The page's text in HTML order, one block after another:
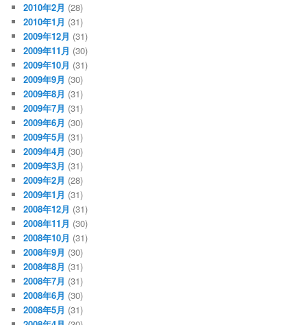
2010年2月 (28)
2010年1月 (31)
2009年12月 (31)
2009年11月 (30)
2009年10月 (31)
2009年9月 (30)
2009年8月 (31)
2009年7月 (31)
2009年6月 (30)
2009年5月 (31)
2009年4月 (30)
2009年3月 (31)
2009年2月 (28)
2009年1月 (31)
2008年12月 (31)
2008年11月 (30)
2008年10月 (31)
2008年9月 (30)
2008年8月 (31)
2008年7月 (31)
2008年6月 (30)
2008年5月 (31)